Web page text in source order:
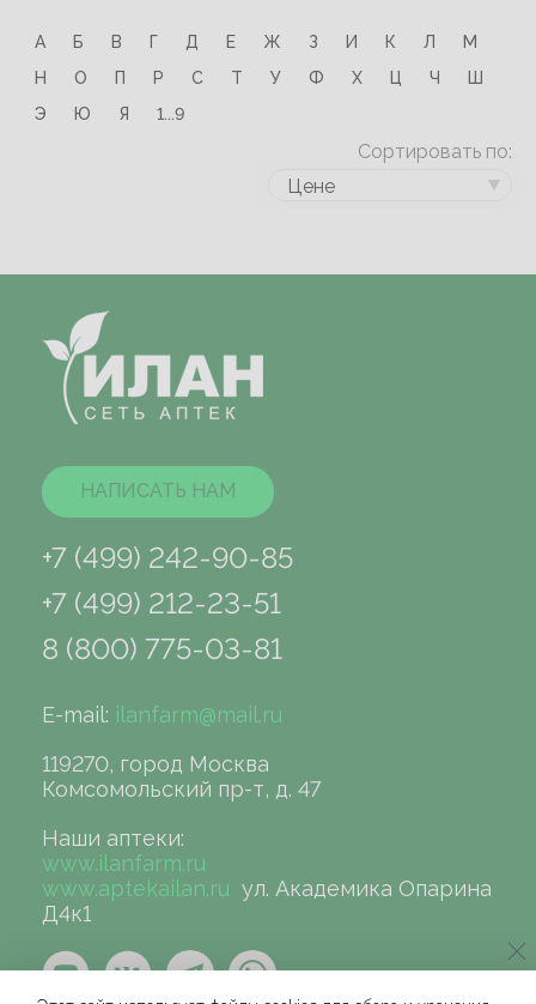
А Б В Г Д Е Ж З И К Л
М
Н
О П Р С Т У Ф Х Ц Ч
Ш
Э
Ю Я 1...9
Сортировать по:
Цене
НАПИСАТЬ НАМ
+7 (499) 242-90-85
+7 (499) 212-23-51
8 (800) 775-03-81
E-mail: ilanfarm@mail.ru
119270, город Москва
Комсомольский пр-т, д. 47
Наши аптеки:
www.ilanfarm.ru
www.aptekailan.ru ул. Академика Опарина
Д4к1